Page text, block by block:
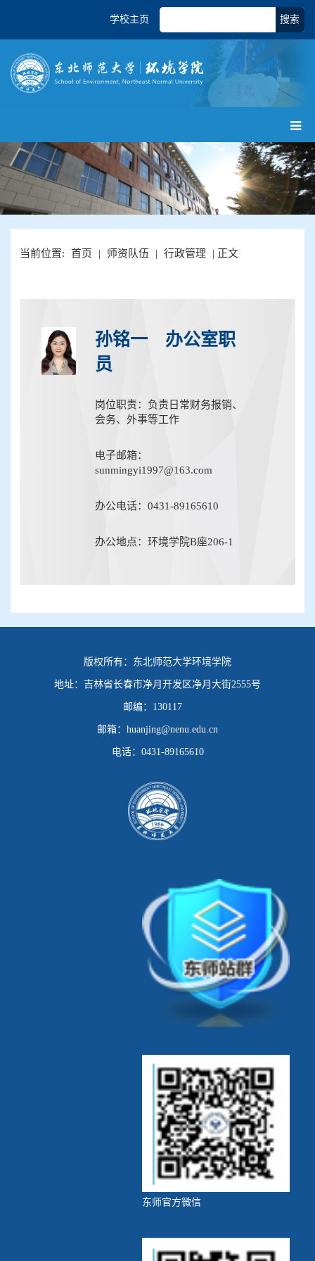
搜索
学校主页
当前位置: 首页 | 师资队伍 | 行政管理 | 正文
孙铭一 办公室职
员
岗位职责：负责日常财务报销、
会务、外事等工作
电子邮箱：
sunmingyi1997@163.com
办公电话：0431-89165610
办公地点：环境学院B座206-1
版权所有： 东北师范大学环境学院
地址： 吉林省长春市净月开发区净月大街2555号
邮编： 130117
邮箱： huanjing@nenu.edu.cn
电话： 0431-89165610
东师官方微信